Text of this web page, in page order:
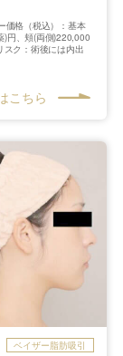
価格（税込）：基本
)円、頬(両側)220,000
ク：術後には内出
こちら
ベイザー脂肪吸引